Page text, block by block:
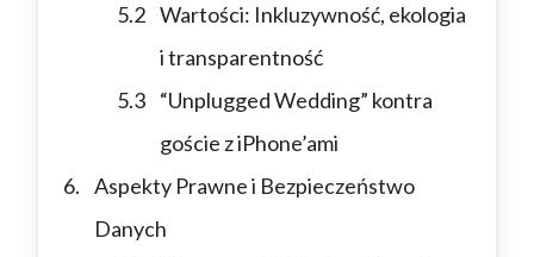
Wartości: Inkluzywność, ekologia
i transparentność
“Unplugged Wedding” kontra
goście z iPhone’ami
Aspekty Prawne i Bezpieczeństwo
Danych